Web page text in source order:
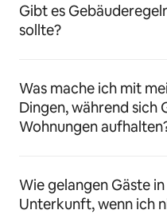
Gibt es
sollte?
Was mache ich mit
Dingen, während sich
Wohnungen
Wie gelangen Gäste
Unterkunft, wenn ich